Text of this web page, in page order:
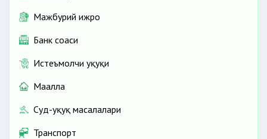
Мажбурий ижро
Банк соҳаси
Истеъмолчи ҳуқуқи
Маҳалла
Суд-ҳуқуқ масалалари
Транспорт